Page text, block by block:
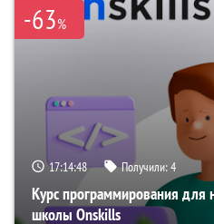
-63%
17:14:47 Получили:4
Курс программирования для
школы Onskills